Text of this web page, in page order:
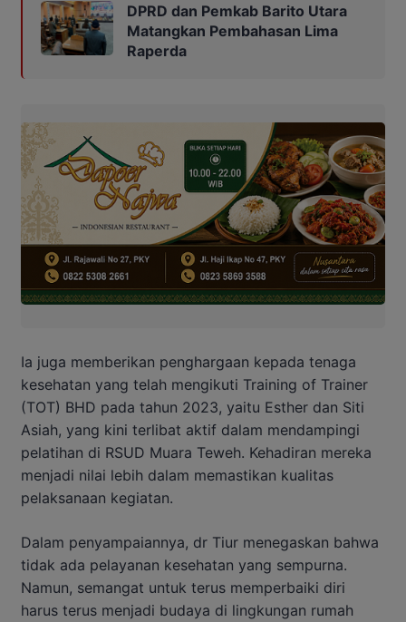
DPRD dan Pemkab Barito Utara
Matangkan Pembahasan Lima
Raperda
Ia juga memberikan penghargaan kepada tenaga
kesehatan yang telah mengikuti Training of Trainer
(TOT) BHD pada tahun 2023, yaitu Esther dan Siti
Asiah, yang kini terlibat aktif dalam mendampingi
pelatihan di RSUD Muara Teweh. Kehadiran mereka
menjadi nilai lebih dalam memastikan kualitas
pelaksanaan kegiatan.
Dalam penyampaiannya, dr Tiur menegaskan bahwa
tidak ada pelayanan kesehatan yang sempurna.
Namun, semangat untuk terus memperbaiki diri
harus terus menjadi budaya di lingkungan rumah